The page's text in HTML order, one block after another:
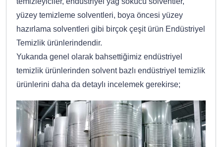
yüzey temizleme solventleri, boya öncesi yüzey
hazırlama solventleri gibi birçok çeşit ürün Endüstriyel
Temizlik ürünlerindendir.
Yukarıda genel olarak bahsettiğimiz endüstriyel
temizlik ürünlerinden solvent bazlı endüstriyel temizlik
ürünlerini daha da detaylı incelemek gerekirse;